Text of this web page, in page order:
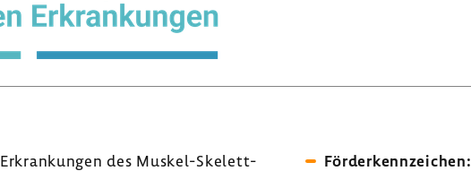
Erkran­kungen des Muskel-​Skelett-
Förder­kenn­zei­chen: